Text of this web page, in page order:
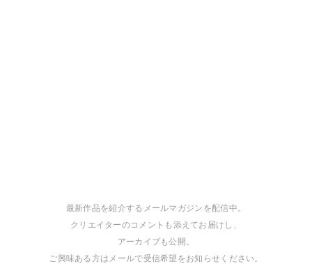
最新作品を紹介するメールマガジンを配信中。
クリエイターのコメントも添えてお届けし、
アーカイブも公開。
ご興味ある方はメールで受信希望をお知らせください。